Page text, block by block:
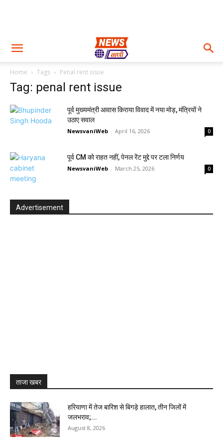
Home Tags Penal rent issue
Tag: penal rent issue
पूर्व मुख्यमंत्री आवास किराया विवाद में नया मोड़, मंत्रियों ने
उठाए सवाल
NewsvaniWeb - April 16, 2026 0
पूर्व CM को राहत नहीं, पेनल रेंट मुद्दे पर टला निर्णय
NewsvaniWeb - March 25, 2026 0
Advertisement
ताजा खबर
हरियाणा में तेज बारिश से बिगड़े हालात, तीन जिलों में
जलभराव;...
August 8, 2026